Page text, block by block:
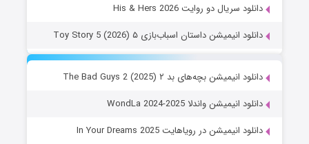
دانلود سریال دو روایت His & Hers 2026
دانلود انیمیشن داستان اسباب‌بازی ۵ Toy Story 5 (2026)
دانلود انیمیشن بچه‌های بد ۲ The Bad Guys 2 (2025)
دانلود انیمیشن واندلا WondLa 2024-2025
دانلود انیمیشن در رویاهایت In Your Dreams 2025